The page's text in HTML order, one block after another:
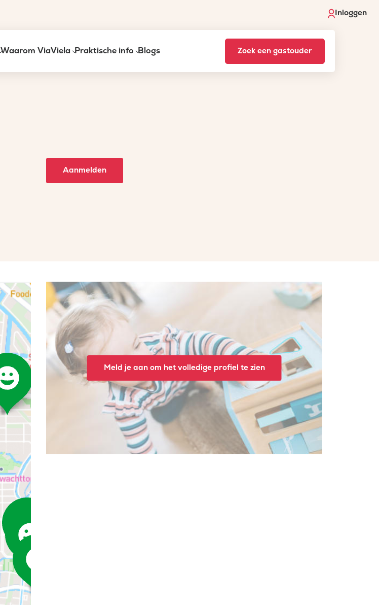
Inloggen
Waarom ViaViela Praktische info Blogs Zoek een gastouder
Aanmelden
Meld je aan om het volledige profiel te zien